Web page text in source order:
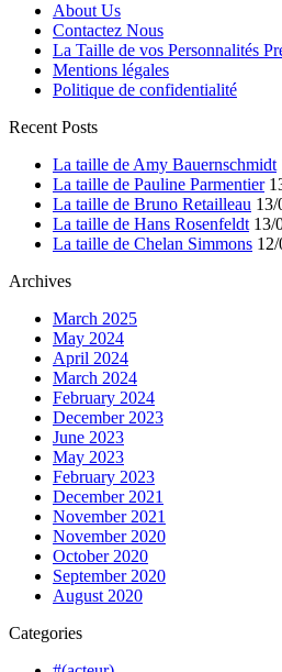
About Us
Contactez Nous
La Taille de vos Personnalités
Mentions légales
Politique de confidentialité
Recent Posts
La taille de Amy Bauernschmidt
La taille de Pauline Parmentier
La taille de Bruno Retailleau 13/
La taille de Hans Rosenfeldt 13/
La taille de Chelan Simmons
Archives
March 2025
May 2024
April 2024
March 2024
February 2024
December 2023
June 2023
May 2023
February 2023
December 2021
November 2021
November 2020
October 2020
September 2020
August 2020
Categories